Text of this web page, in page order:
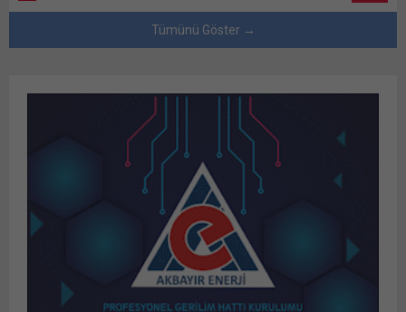
Tümünü Göster →